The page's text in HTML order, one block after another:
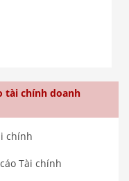
tài chính doanh
chính
Tài chính